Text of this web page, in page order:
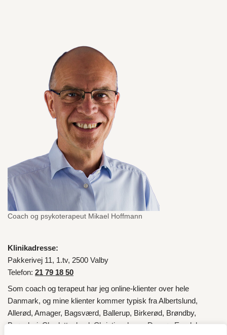
Coach og psykoterapeut Mikael Hoffmann
Klinikadresse:
Pakkerivej 11, 1.tv, 2500 Valby
Telefon: 21 79 18 50
Som coach og terapeut har jeg online-klienter over hele
Danmark, og mine klienter kommer typisk fraAlbertslund,
Allerød, Amager, Bagsværd, Ballerup, Birkerød, Brøndby,
Brønshøj,Charlottenlund,Christianshavn,Dragør,Egedal,